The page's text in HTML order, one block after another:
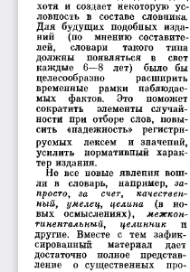
хотя  и  создает  некоторую  ус­
ловность  в  составе  словника
Для  будущих  подобных  изда­
ний
(по  мнению  составите­
лей,
словари такого  типа
должны  появляться  в  свет
каждые  6—8  лет)  было  бы
целесообразно
расширить
временные  рамки  наблюдае­
мых  фактов. Это
поможет
сократить
элементы  случай­
ности  при  отборе  слов,  повы­
сить  «надежность»  регистри­
руемых  лексем  и  значепий,
усилить  нормативный  харак­
тер издания.
Не  все  новые  явления  вош­
ли  в  словарь,  например, за­
просто,  за
счет,
качествен­
ный,  умелец,  целина
  (в  но­
вых  осмыслениях), межкон­
тинентальный, целинник
и
другие.  Вместе  с  тем  зафик­
сированный материал дает
достаточно  полное  представ­
ление  о  существенных  про­